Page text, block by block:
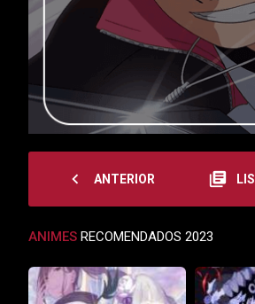
navigate_before ANTERIOR library_books
ANIMES RECOMENDADOS 2023